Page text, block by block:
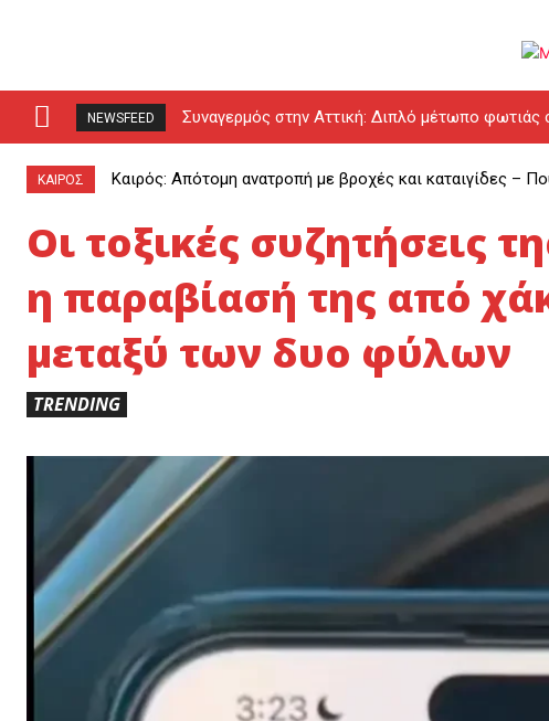
NEWSFEED
Συναγερμός στην Αττική: Διπλό μέτωπο
drones (video)
ΚΑΙΡΟΣ Καιρός: Απότομη ανατροπή με βροχές και καταιγίδες –
Οι τοξικές συζητήσεις
η παραβίασή της από
μεταξύ των δυο φύλων
TRENDING